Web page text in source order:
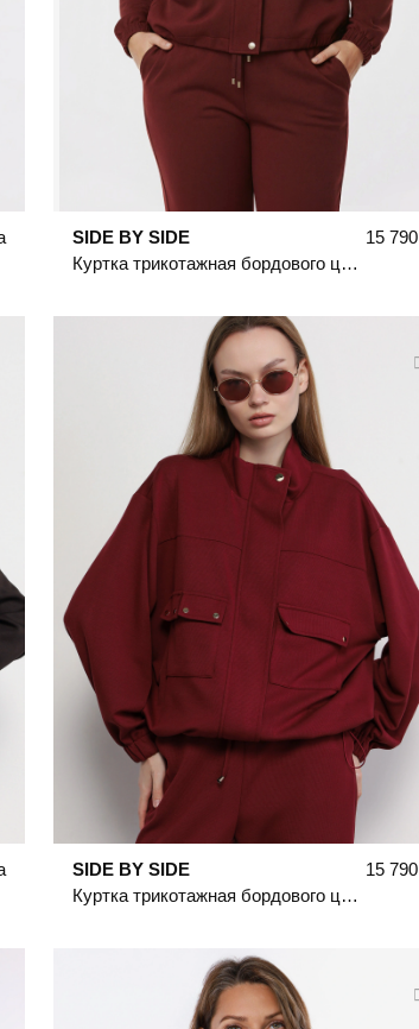
SIDE BY SIDE
Куртка трикотажная бордового цвета с кулиской по низу
15 790
SIDE BY SIDE
Куртка трикотажная бордового цвета с кулиской по низу
15 790